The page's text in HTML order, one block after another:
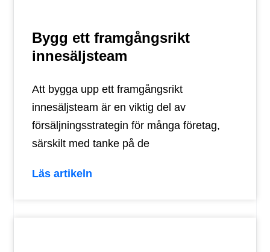
Bygg ett framgångsrikt
innesäljsteam
Att bygga upp ett framgångsrikt
innesäljsteam är en viktig del av
försäljningsstrategin för många företag,
särskilt med tanke på de
Läs artikeln